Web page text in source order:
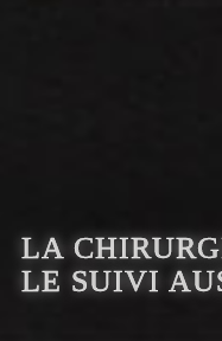
LA
LE SUIVI